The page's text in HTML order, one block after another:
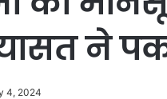
ने
4, 2024